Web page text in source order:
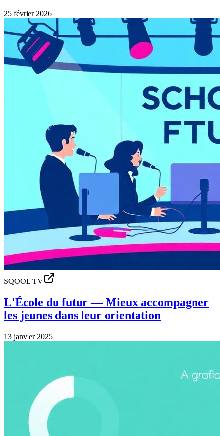
25 février 2026
SQOOL TV
L'École du futur — Mieux accompagner
les jeunes dans leur orientation
13 janvier 2025